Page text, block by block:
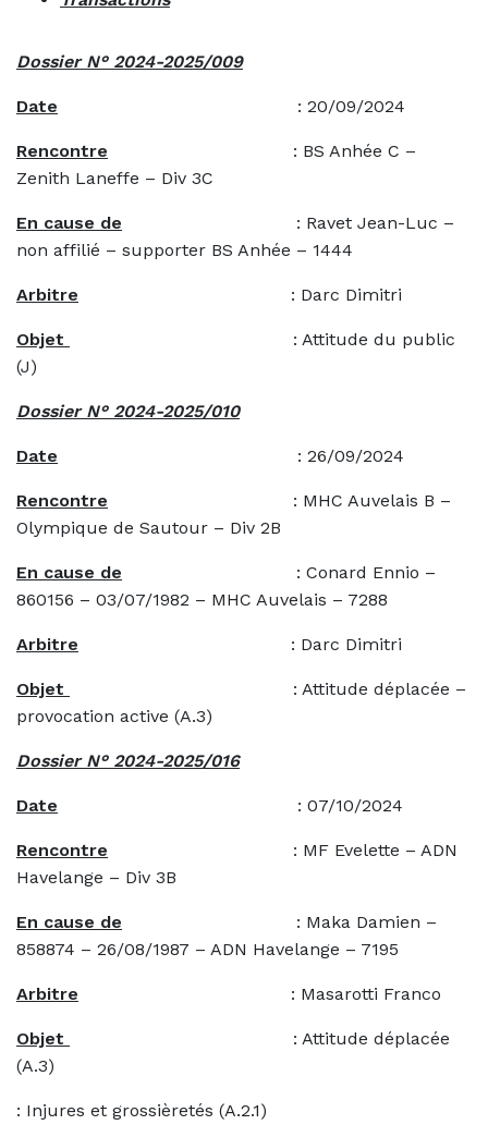
Dossier N° 2024-2025/009
Date : 20/09/2024
Rencontre : BS Anhée C –
Zenith Laneffe – Div 3C
En cause de : Ravet Jean-Luc –
non affilié – supporter BS Anhée – 1444
Arbitre : Darc Dimitri
Objet
: Attitude du public
(J)
Dossier N° 2024-2025/010
Date : 26/09/2024
Rencontre : MHC Auvelais B –
Olympique de Sautour – Div 2B
En cause de : Conard Ennio –
860156 – 03/07/1982 – MHC Auvelais – 7288
Arbitre : Darc Dimitri
Objet
: Attitude déplacée –
provocation active (A.3)
Dossier N° 2024-2025/016
Date : 07/10/2024
Rencontre : MF Evelette – ADN
Havelange – Div 3B
En cause de : Maka Damien –
858874 – 26/08/1987 – ADN Havelange – 7195
Arbitre : Masarotti Franco
Objet
: Attitude déplacée
(A.3)
: Injures et grossièretés (A.2.1)